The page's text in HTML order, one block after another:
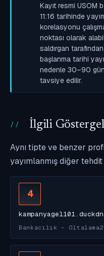
Kayıt resmi USOM
11:16 tarihinde
korelasyonu
noktası olarak
saldırgan
başlanma tarihi
nedenle 30–90
tavsiye edilir.
İlgili
Aynı tipte ve benzer
yayımlanmış diğer
4
Bankacılık - Oltalama